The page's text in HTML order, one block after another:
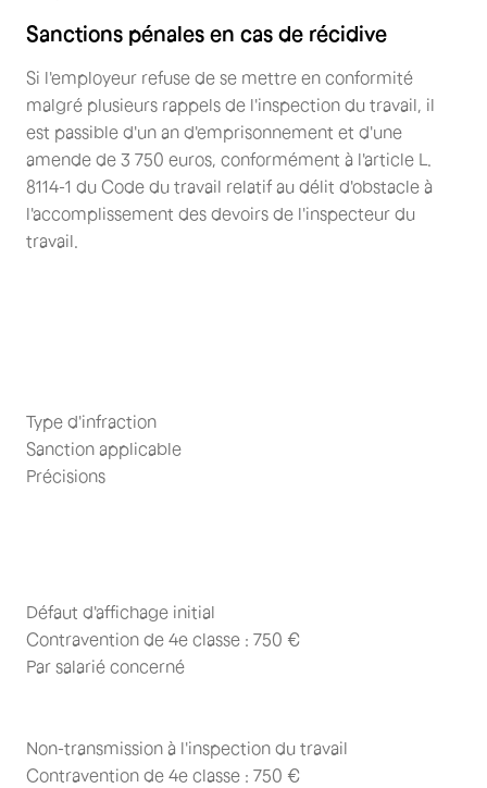
Sanctions pénales en cas de récidive
Si l'employeur refuse de se mettre en conformité
malgré plusieurs rappels de l'inspection du travail, il
est passible d'un an d'emprisonnement et d'une
amende de 3 750 euros, conformément à l'article L.
8114-1 du Code du travail relatif au délit d'obstacle à
l'accomplissement des devoirs de l'inspecteur du
travail.
Type d'infraction
Sanction applicable
Précisions
Défaut d'affichage initial
Contravention de 4e classe : 750 €
Par salarié concerné
Non-transmission à l'inspection du travail
Contravention de 4e classe : 750 €